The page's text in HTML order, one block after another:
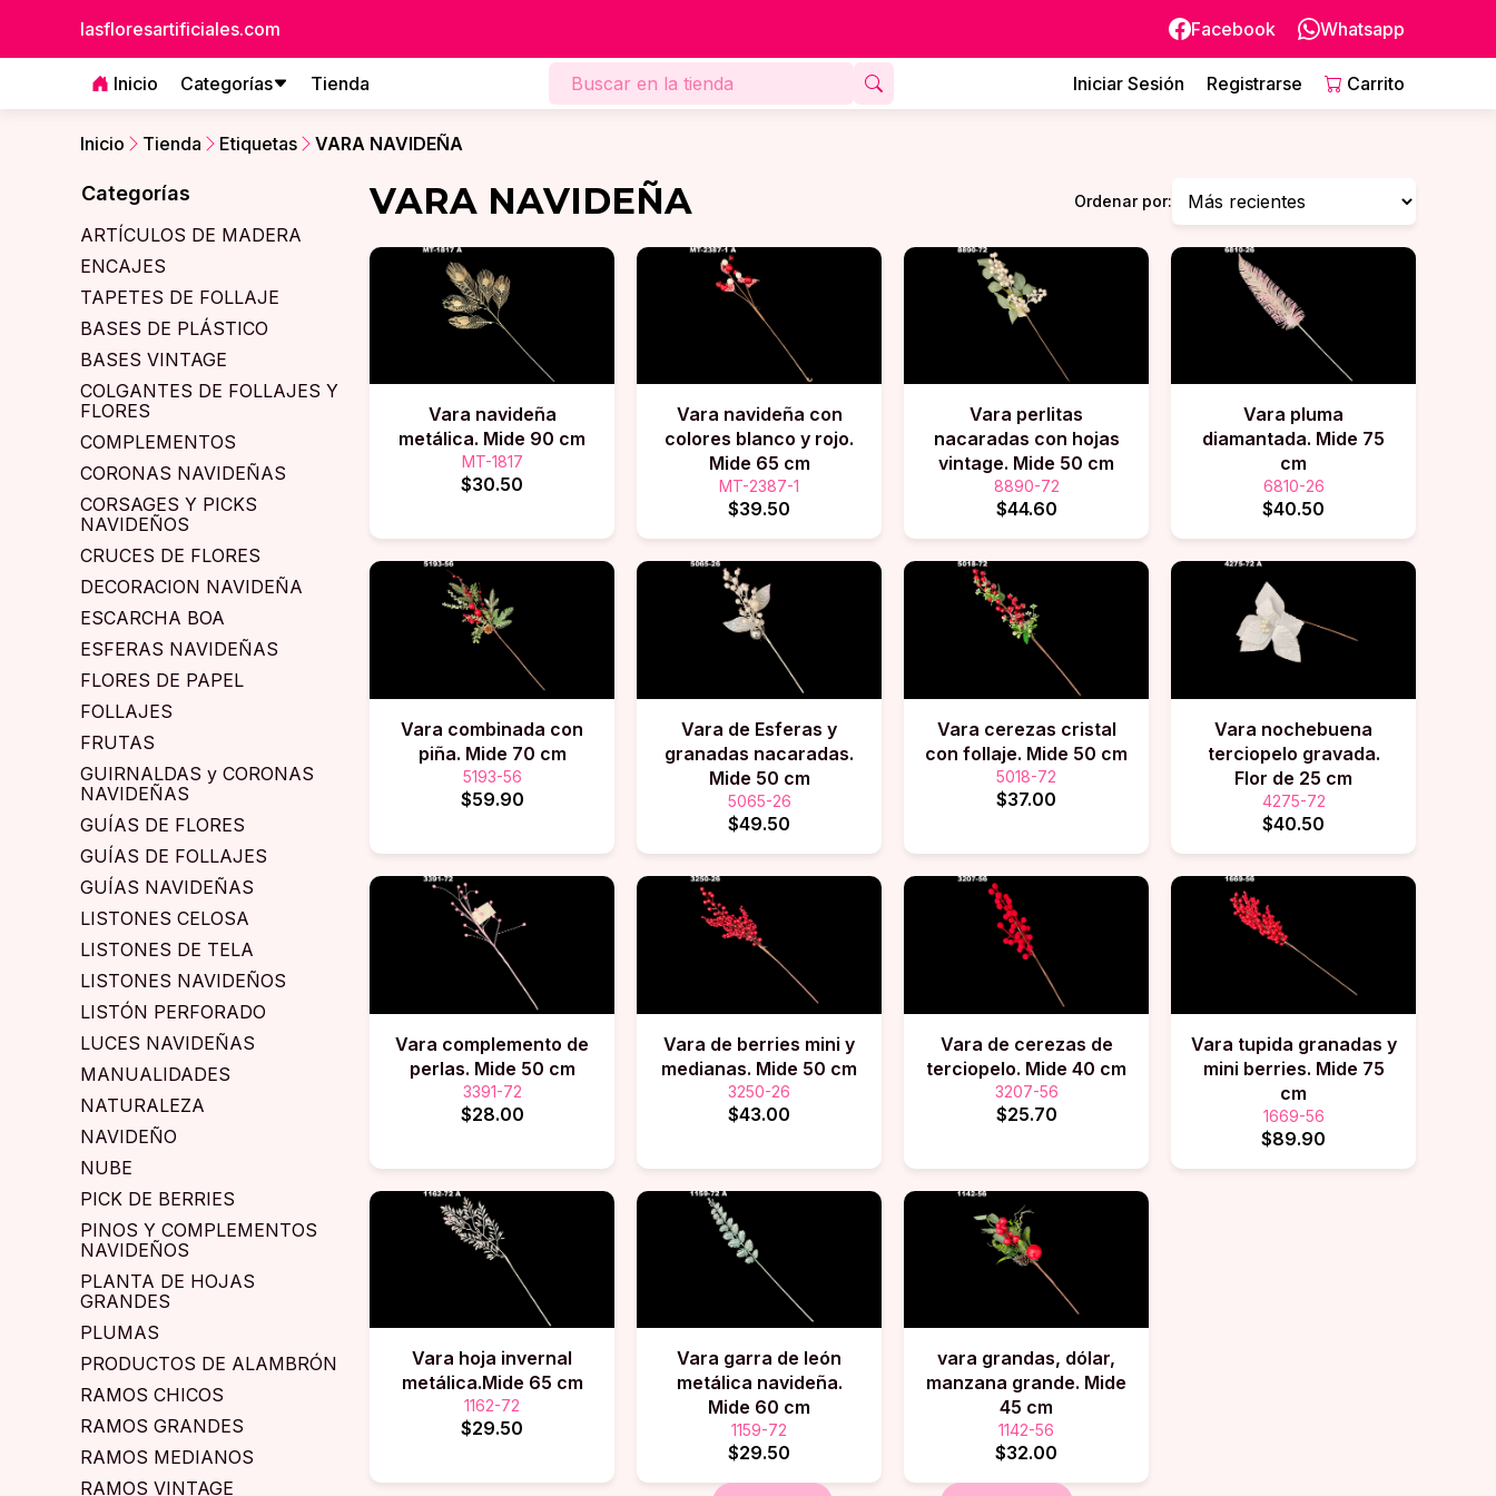
lasfloresartificiales.com Facebook Whatsapp
Inicio Categorías Tienda Iniciar Sesión Registrarse Carrito
Inicio Tienda Etiquetas VARA NAVIDEÑA
Categorías
ARTÍCULOS DE MADERA
ENCAJES
TAPETES DE FOLLAJE
BASES DE PLÁSTICO
BASES VINTAGE
COLGANTES DE FOLLAJES Y
FLORES
COMPLEMENTOS
CORONAS NAVIDEÑAS
CORSAGES Y PICKS
NAVIDEÑOS
CRUCES DE FLORES
DECORACION NAVIDEÑA
ESCARCHA BOA
ESFERAS NAVIDEÑAS
FLORES DE PAPEL
FOLLAJES
FRUTAS
GUIRNALDAS y CORONAS
NAVIDEÑAS
GUÍAS DE FLORES
GUÍAS DE FOLLAJES
GUÍAS NAVIDEÑAS
LISTONES CELOSA
LISTONES DE TELA
LISTONES NAVIDEÑOS
LISTÓN PERFORADO
LUCES NAVIDEÑAS
MANUALIDADES
NATURALEZA
NAVIDEÑO
NUBE
PICK DE BERRIES
PINOS Y COMPLEMENTOS
NAVIDEÑOS
PLANTA DE HOJAS
GRANDES
PLUMAS
PRODUCTOS DE ALAMBRÓN
RAMOS CHICOS
RAMOS GRANDES
RAMOS MEDIANOS
RAMOS VINTAGE
VARA NAVIDEÑA Ordenar por:
Vara navideña
metálica. Mide 90 cm
MT-1817
$30.50
Vara navideña con
colores blanco y rojo.
Mide 65 cm
MT-2387-1
$39.50
Vara perlitas
nacaradas con hojas
vintage. Mide 50 cm
8890-72
$44.60
Vara pluma
diamantada. Mide 75
cm
6810-26
$40.50
Vara combinada con
piña. Mide 70 cm
5193-56
$59.90
Vara de Esferas y
granadas nacaradas.
Mide 50 cm
5065-26
$49.50
Vara cerezas cristal
con follaje. Mide 50 cm
5018-72
$37.00
Vara nochebuena
terciopelo gravada.
Flor de 25 cm
4275-72
$40.50
Vara complemento de
perlas. Mide 50 cm
3391-72
$28.00
Vara de berries mini y
medianas. Mide 50 cm
3250-26
$43.00
Vara de cerezas de
terciopelo. Mide 40 cm
3207-56
$25.70
Vara tupida granadas y
mini berries. Mide 75
cm
1669-56
$89.90
Vara hoja invernal
metálica.Mide 65 cm
1162-72
$29.50
Vara garra de león
metálica navideña.
Mide 60 cm
1159-72
$29.50
vara grandas, dólar,
manzana grande. Mide
45 cm
1142-56
$32.00